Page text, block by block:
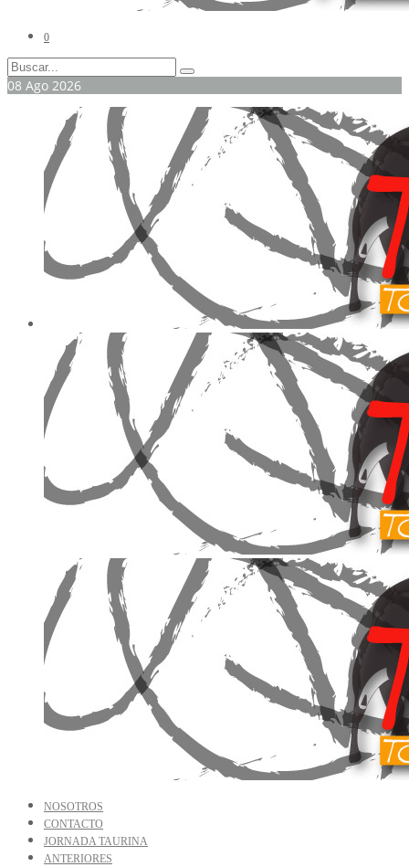
0
08 Ago 2026
NOSOTROS
CONTACTO
JORNADA TAURINA
ANTERIORES